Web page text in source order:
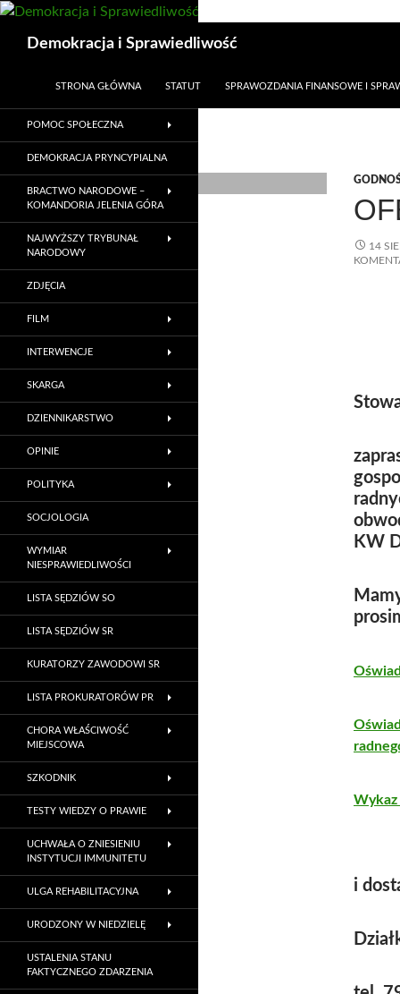
Przejdź
treści
Demokracja i Sprawiedliwość
STRONA GŁÓWNA STATUT SPRAWOZDANIA FINANSOWE I
14
KW
i
POMOC SPOŁECZNA
DEMOKRACJA PRYNCYPIALNA
BRACTWO NARODOWE –
KOMANDORIA JELENIA GÓRA
NAJWYŻSZY TRYBUNAŁ
NARODOWY
ZDJĘCIA
FILM
INTERWENCJE
SKARGA
DZIENNIKARSTWO
OPINIE
POLITYKA
SOCJOLOGIA
WYMIAR
NIESPRAWIEDLIWOŚCI
LISTA SĘDZIÓW SO
LISTA SĘDZIÓW SR
KURATORZY ZAWODOWI SR
LISTA PROKURATORÓW PR
CHORA WŁAŚCIWOŚĆ
MIEJSCOWA
SZKODNIK
TESTY WIEDZY O PRAWIE
UCHWAŁA O ZNIESIENIU
INSTYTUCJI IMMUNITETU
ULGA REHABILITACYJNA
URODZONY W NIEDZIELĘ
USTALENIA STANU
FAKTYCZNEGO ZDARZENIA